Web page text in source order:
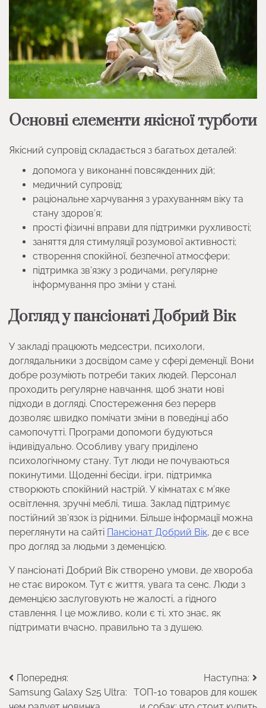
Основні елементи якісної турботи
Якісний супровід складається з багатьох деталей:
допомога у виконанні повсякденних дій;
медичний супровід;
раціональне харчування з урахуванням віку та
стану здоров’я;
прості фізичні вправи для підтримки рухливості;
заняття для стимуляції розумової активності;
створення спокійної, безпечної атмосфери;
підтримка зв’язку з родичами, регулярне
інформування про зміни у стані.
Догляд у пансіонаті Добрий Вік
У закладі працюють медсестри, психологи,
доглядальники з досвідом саме у сфері деменції. Вони
добре розуміють потреби таких людей. Персонал
проходить регулярне навчання, щоб знати нові
підходи в догляді. Спостереження без перерв
дозволяє швидко помічати зміни в поведінці або
самопочутті. Програми допомоги будуються
індивідуально. Особливу увагу приділено
психологічному стану. Тут люди не почуваються
покинутими. Щоденні бесіди, ігри, підтримка
створюють спокійний настрій. У кімнатах є м’яке
освітлення, зручні меблі, тиша. Заклад підтримує
постійний зв’язок із рідними. Більше інформації можна
переглянути на сайті Пансіонат Добрий Вік, де є все
про догляд за людьми з деменцією.
У пансіонаті Добрий Вік створено умови, де хвороба
не стає вироком. Тут є життя, увага та сенс. Люди з
деменцією заслуговують не жалості, а гідного
ставлення. І це можливо, коли є ті, хто знає, як
підтримати вчасно, правильно та з душею.
Навігація
записів
Попередня:
Samsung Galaxy S25 Ultra:
Наступна:
ТОП-10 товаров для кошек